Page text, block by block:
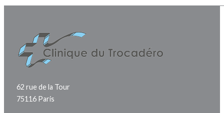
62 rue de la Tour
75116 Paris